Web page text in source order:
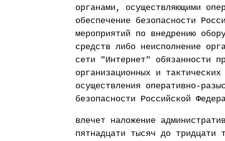
органами, осуществляющими
обеспечение безопасности
мероприятий по внедрению
средств либо неисполнение
сети "Интернет" обязанности
организационных и
осуществления оперативно-
безопасности Российской
влечет наложение
пятнадцати тысяч до